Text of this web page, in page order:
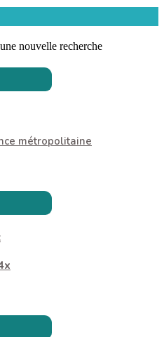
nouvelle recherche
métropolitaine